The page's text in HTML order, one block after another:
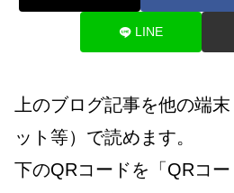
LINE
上のブログ記事を他の端
ット等）で読めます。
下のQRコードを「QRコ